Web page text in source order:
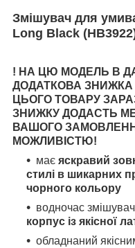
Змішувач для
Long Black
! НА ЦЮ МОДЕЛЬ В
ДОДАТКОВА ЗНИЖКА У
ЦЬОГО ТОВАРУ
ЗНИЖКУ ДОДАСТЬ
ВАШОГО
МОЖЛИВІСТЮ!
має яскравий
стилі в шикарних
чорного кольору
водночас
корпус із якісної
обладнаний